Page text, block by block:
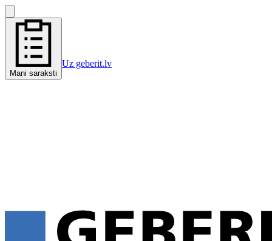
Mani saraksti
Uz geberit.lv